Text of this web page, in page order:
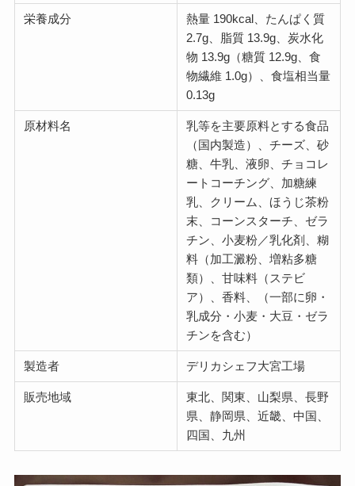
栄養成分
熱量 190kcal、たんぱく質
2.7g、脂質 13.9g、炭水化
物 13.9g（糖質 12.9g、食
物繊維 1.0g）、食塩相当量
0.13g
原材料名
乳等を主要原料とする食品
（国内製造）、チーズ、砂
糖、牛乳、液卵、チョコレ
ートコーチング、加糖練
乳、クリーム、ほうじ茶粉
末、コーンスターチ、ゼラ
チン、小麦粉／乳化剤、糊
料（加工澱粉、増粘多糖
類）、甘味料（ステビ
ア）、香料、（一部に卵・
乳成分・小麦・大豆・ゼラ
チンを含む）
製造者 デリカシェフ大宮工場
販売地域
東北、関東、山梨県、長野
県、静岡県、近畿、中国、
四国、九州